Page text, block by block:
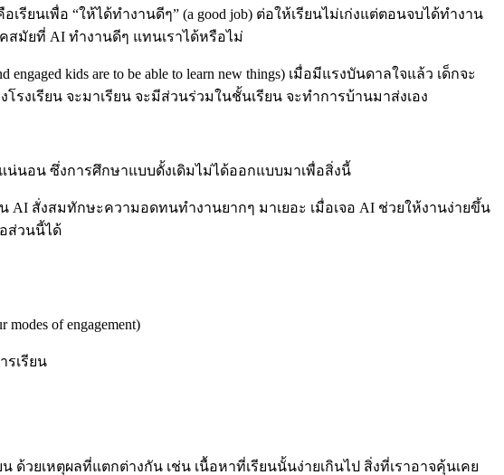
ยนเพื่อ “ให้ได้ทำงานดีๆ” (a good job) ต่อให้เรียนไม่เก่งแต่ตอนจบได้ทำงาน
สมัยที่ AI ทำงานดีๆ แทนเราได้หรือไม่
kids are to be able to learn new things) เมื่อมีแรงบันดาลใจแล้ว เด็กจะ
งเรียน จะมาเรียน จะมีส่วนร่วมในชั้นเรียน จะทำการบ้านมาส่งเอง
นอน ซึ่งการศึกษาแบบดั้งเดิมไม่ได้ออกแบบมาเพื่อสิ่งนี้
น AI สั่งสมทักษะความอดทนทำงานยากๆ มาเยอะ เมื่อเจอ AI ช่วยให้งานง่ายขึ้น
ส่วนนี้ได้
of engagement)
รเรียน
น ด้วยเหตุผลที่แตกต่างกัน เช่น เนื้อหาที่เรียนนั้นง่ายเกินไป สิ่งที่เราอาจคุ้นเคย